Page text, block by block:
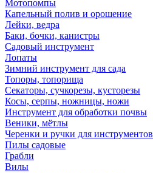
Мотопомпы
Капельный полив и орошение
Лейки, ведра
Баки, бочки, канистры
Садовый инструмент
Лопаты
Зимний инструмент для сада
Топоры, топорища
Секаторы, сучкорезы, кусторезы
Косы, серпы, ножницы, ножи
Инструмент для обработки почвы
Веники, мётлы
Черенки и ручки для инструментов
Пилы садовые
Грабли
Вилы